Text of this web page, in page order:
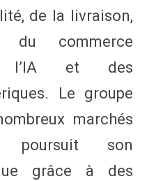
de la livraison,
du commerce
l’IA et des
Le groupe
marchés
poursuit son
grâce à des